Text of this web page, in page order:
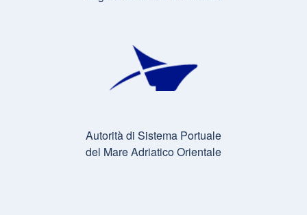
Autorità di Sistema Portuale
del Mare Adriatico Orientale